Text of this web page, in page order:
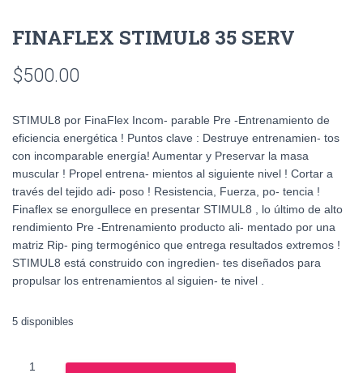
FINAFLEX STIMUL8 35 SERV
$500.00
STIMUL8 por FinaFlex Incom- parable Pre -Entrenamiento de
eficiencia energética ! Puntos clave : Destruye entrenamien- tos
con incomparable energía! Aumentar y Preservar la masa
muscular ! Propel entrena- mientos al siguiente nivel ! Cortar a
través del tejido adi- poso ! Resistencia, Fuerza, po- tencia !
Finaflex se enorgullece en presentar STIMUL8 , lo último de alto
rendimiento Pre -Entrenamiento producto ali- mentado por una
matriz Rip- ping termogénico que entrega resultados extremos !
STIMUL8 está construido con ingredien- tes diseñados para
propulsar los entrenamientos al siguien- te nivel .
5 disponibles
FINAFLEX